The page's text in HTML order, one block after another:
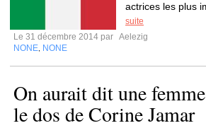
actrices les plus
suite
Le 31 décembre 2014 par Aelezig
NONE NONE
On aurait dit une
le dos de Corine Jamar